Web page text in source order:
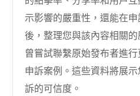
示影響的嚴重性，還能在
後，整理您與該內容相關
曾嘗試聯繫原始發布者進
申訴案例。這些資料將展
訴的可信度。